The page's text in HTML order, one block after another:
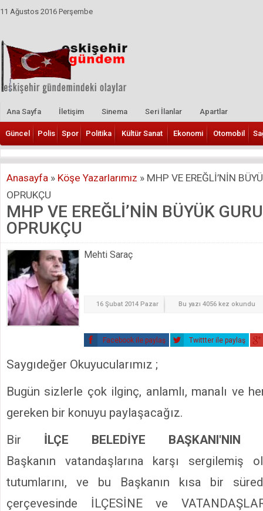
11 Ağustos 2016 Perşembe
Ana Sayfa İletişim Sinema Seri İlanlar Apartlar
Güncel Polis Spor Politika Kültür Sanat Ekonomi Otomobil
Anasayfa » Köşe Yazarlarımız » MHP VE EREĞLİ’NİN
OPRUKÇU
MHP VE EREĞLİ’NİN BÜYÜK
OPRUKÇU
Mehti Saraç
16 Şubat 2014 Pazar Bu yazı 4056 kez okundu
Facebook ile paylaş Twittter ile paylaş
Saygıdeğer Okuyucularımız ;
Bugün sizlerle çok ilginç, anlamlı, manalı ve
gereken bir konuyu paylaşacağız.
Bir İLÇE BELEDİYE BAŞKANI'NIN
Başkanın vatandaşlarına karşı sergilemiş
tutumlarını, ve bu Başkanın kısa bir
çerçevesinde İLÇESİNE ve